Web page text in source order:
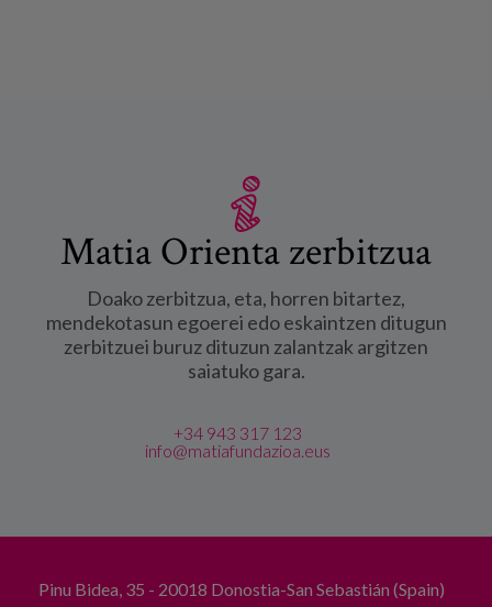
Matia Orienta zerbitzua
Doako zerbitzua, eta, horren bitartez,
mendekotasun egoerei edo eskaintzen ditugun
zerbitzuei buruz dituzun zalantzak argitzen
saiatuko gara.
+34 943 317 123
info@matiafundazioa.eus
Pinu Bidea, 35 - 20018 Donostia-San Sebastián (Spain)